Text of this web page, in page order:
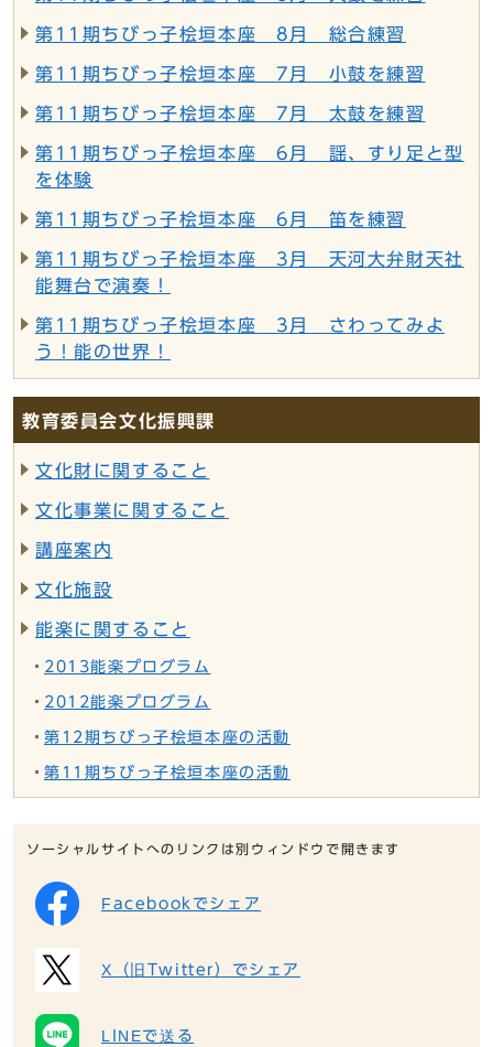
第11期ちびっ子桧垣本座 8月 総合練習
第11期ちびっ子桧垣本座 7月 小鼓を練習
第11期ちびっ子桧垣本座 7月 太鼓を練習
第11期ちびっ子桧垣本座 6月 謡、すり足と型
を体験
第11期ちびっ子桧垣本座 6月 笛を練習
第11期ちびっ子桧垣本座 3月 天河大弁財天社
能舞台で演奏！
第11期ちびっ子桧垣本座 3月 さわってみよ
う！能の世界！
教育委員会文化振興課
文化財に関すること
文化事業に関すること
講座案内
文化施設
能楽に関すること
2013能楽プログラム
2012能楽プログラム
第12期ちびっ子桧垣本座の活動
第11期ちびっ子桧垣本座の活動
ソーシャルサイトへのリンクは別ウィンドウで開きます
Facebookでシェア
X（旧Twitter）でシェア
LINEで送る